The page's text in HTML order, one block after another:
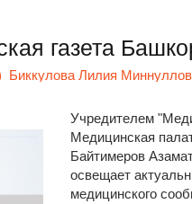
газета
Биккулова Лилия
Учредителем
Медицинская
Байтимеров
освещает
медицинского